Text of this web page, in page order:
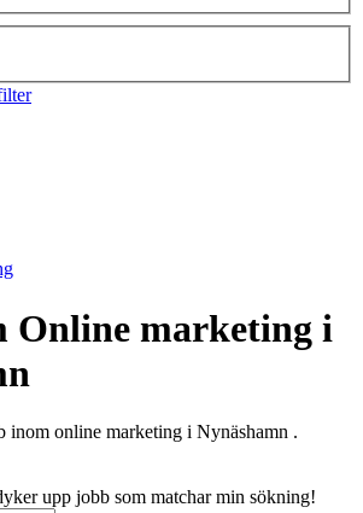
Online marketing i
inom online marketing i Nynäshamn .
upp jobb som matchar min sökning!